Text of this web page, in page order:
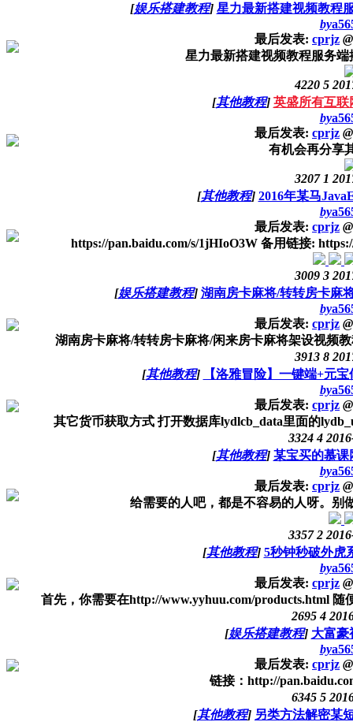
[娱乐搭建教程] 星力最新搭建视频教程
by
最后发表: cprjz @
星力最新搭建视频教程服务
4220 5
[其他教程] 英盛所有互联
by
最后发表: cprjz @
有机会再分享
3207 1
[其他教程] 2016年某马
by
最后发表: cprjz @
https://pan.baidu.com/s/1jHIoO3W 备用链接:
3009 3
[娱乐搭建教程] 湖南房卡麻将/转转房卡麻
by
最后发表: cprjz @
湖南房卡麻将/转转房卡麻将/闲来房卡麻将架设视频
3913 8
[其他教程]
【洛雅冒险】一键端+元
by
最后发表: cprjz @
其它货币获取方式 打开数据库lydlcb_data里面的
3324 4
[其他教程] 某宝买的慕课
by
最后发表: cprjz @
给需要的人吧，都是不容易的人呀。别
3357 2
[其他教程] 5秒钟秒破外虎
by
最后发表: cprjz @
首先，你需要在http://www.yyhuu.com/products.html
2695 4
[娱乐搭建教程] 大富豪
by
最后发表: cprjz @
链接：http://
6345 5
[其他教程] 另类方法解密某